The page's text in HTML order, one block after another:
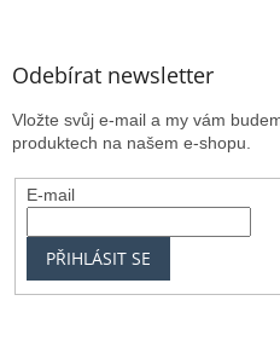
Odebírat newsletter
Vložte svůj e-mail a my vám
produktech na našem e-shopu.
E-mail
PŘIHLÁSIT SE